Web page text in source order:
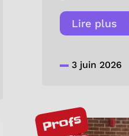
Lire plus
3 juin 2026
Profs